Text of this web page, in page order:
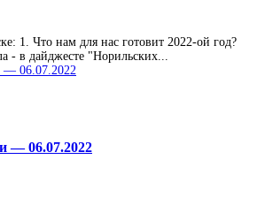
1. Что нам для нас готовит 2022-ой год?
- в дайджесте "Норильских...
— 06.07.2022